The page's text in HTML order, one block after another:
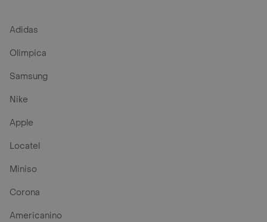
Adidas
Olimpica
Samsung
Nike
Apple
Locatel
Miniso
Corona
Americanino